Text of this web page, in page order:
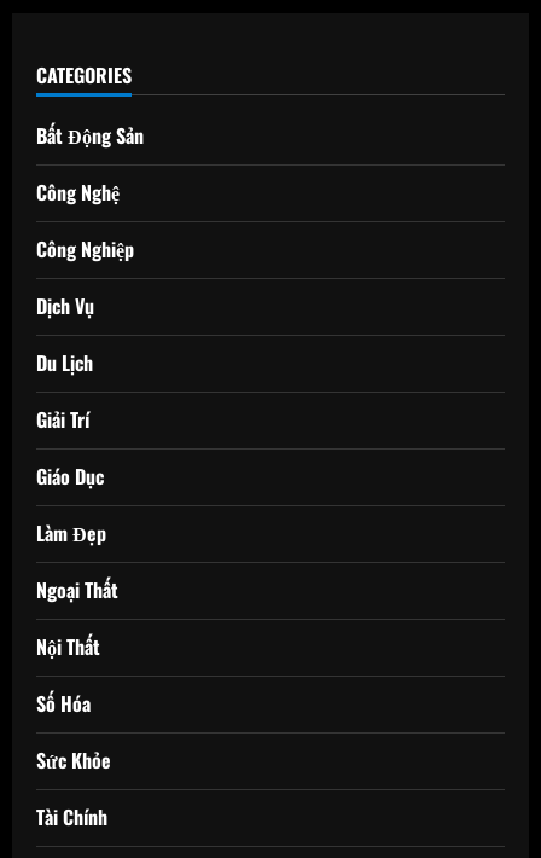
CATEGORIES
Bất Động Sản
Công Nghệ
Công Nghiệp
Dịch Vụ
Du Lịch
Giải Trí
Giáo Dục
Làm Đẹp
Ngoại Thất
Nội Thất
Số Hóa
Sức Khỏe
Tài Chính